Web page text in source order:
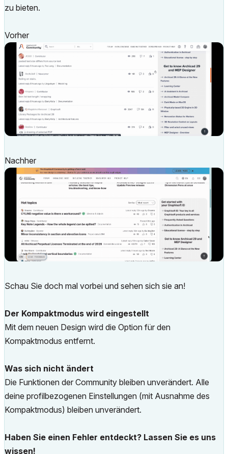
zu bieten.
Vorher
Nachher
Schau Sie doch mal vorbei und sehen sich sie an!
Der Kompaktmodus wird eingestellt
Mit dem neuen Design wird die Option für den
Kompaktmodus entfernt.
Was sich nicht ändert
Die Funktionen der Community bleiben unverändert. Alle
deine profilbezogenen Einstellungen (mit Ausnahme des
Kompaktmodus) bleiben unverändert.
Haben Sie einen Fehler entdeckt? Lassen Sie es uns
wissen!